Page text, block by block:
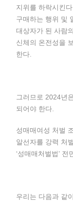
지위를 하락시킨
구매하는 행위 및
대상자가 된 사람
신체의 온전성을
한다.
그러므로 2024년
되어야 한다.
성매매여성 처벌
알선자를 강력 처
‘성매매처벌법’ 전
우리는 다음과 같